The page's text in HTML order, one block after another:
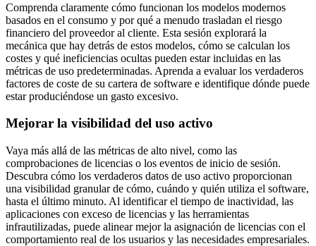
Comprenda claramente cómo funcionan los modelos modernos
basados en el consumo y por qué a menudo trasladan el riesgo
financiero del proveedor al cliente. Esta sesión explorará la
mecánica que hay detrás de estos modelos, cómo se calculan los
costes y qué ineficiencias ocultas pueden estar incluidas en las
métricas de uso predeterminadas. Aprenda a evaluar los verdaderos
factores de coste de su cartera de software e identifique dónde puede
estar produciéndose un gasto excesivo.
Mejorar la visibilidad del uso activo
Vaya más allá de las métricas de alto nivel, como las
comprobaciones de licencias o los eventos de inicio de sesión.
Descubra cómo los verdaderos datos de uso activo proporcionan
una visibilidad granular de cómo, cuándo y quién utiliza el software,
hasta el último minuto. Al identificar el tiempo de inactividad, las
aplicaciones con exceso de licencias y las herramientas
infrautilizadas, puede alinear mejor la asignación de licencias con el
comportamiento real de los usuarios y las necesidades empresariales.